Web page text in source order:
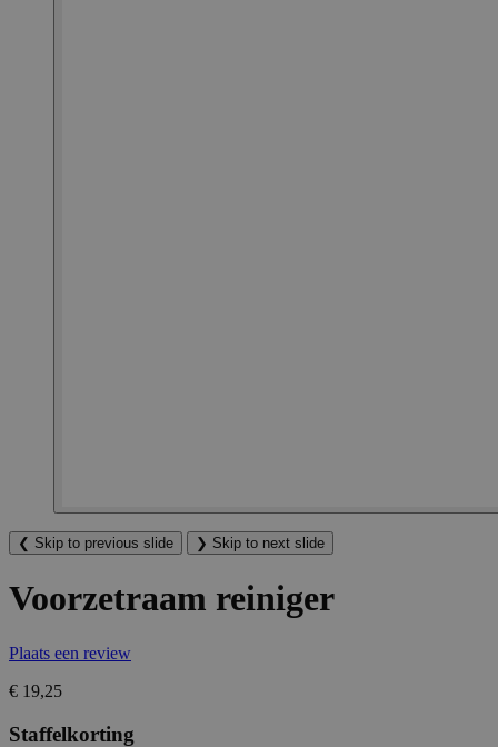
❮ Skip to previous slide ❯ Skip to next slide
Voorzetraam reiniger
Plaats een review
€ 19,25
Staffelkorting